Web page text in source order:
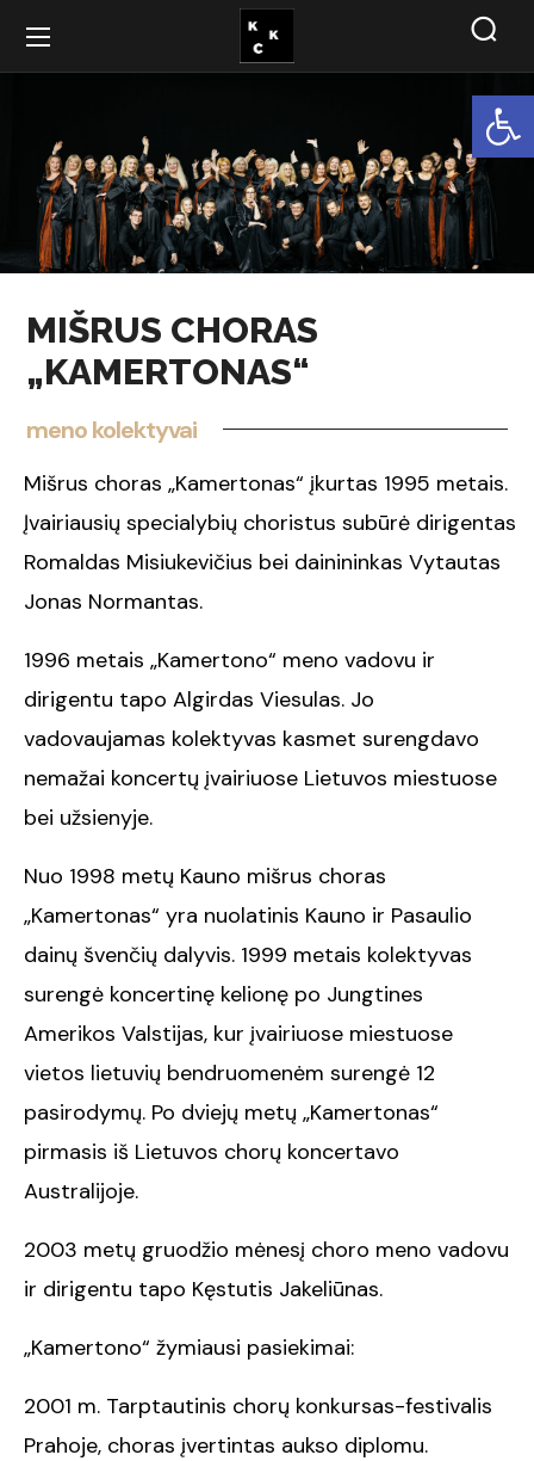
meno kolektyvai
MIŠRUS CHORAS
„KAMERTONAS“
Mišrus choras „Kamertonas“ įkurtas 1995 metais.
Įvairiausių specialybių choristus subūrė dirigentas
Romaldas Misiukevičius bei dainininkas Vytautas
Jonas Normantas.
1996 metais „Kamertono“ meno vadovu ir
dirigentu tapo Algirdas Viesulas. Jo
vadovaujamas kolektyvas kasmet surengdavo
nemažai koncertų įvairiuose Lietuvos miestuose
bei užsienyje.
Nuo 1998 metų Kauno mišrus choras
„Kamertonas“ yra nuolatinis Kauno ir Pasaulio
dainų švenčių dalyvis. 1999 metais kolektyvas
surengė koncertinę kelionę po Jungtines
Amerikos Valstijas, kur įvairiuose miestuose
vietos lietuvių bendruomenėm surengė 12
pasirodymų. Po dviejų metų „Kamertonas“
pirmasis iš Lietuvos chorų koncertavo
Australijoje.
2003 metų gruodžio mėnesį choro meno vadovu
ir dirigentu tapo Kęstutis Jakeliūnas.
„Kamertono“ žymiausi pasiekimai:
2001 m. Tarptautinis chorų konkursas-festivalis
Prahoje, choras įvertintas aukso diplomu.